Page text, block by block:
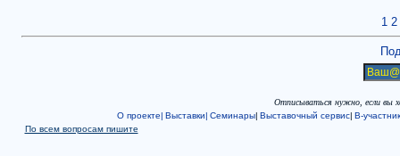
1 2
Отписываться нужно, если вы
О проекте| Выставки| Семинары| Выставочный сервис| В-
По всем вопросам пишите